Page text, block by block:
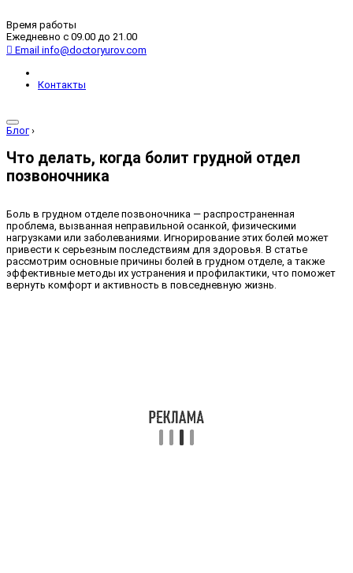
Время работы
Ежедневно с 09.00 до 21.00
Email info@doctoryurov.com
Контакты
Блог ›
Что делать, когда болит грудной отдел
позвоночника
Боль в грудном отделе позвоночника — распространенная
проблема, вызванная неправильной осанкой, физическими
нагрузками или заболеваниями. Игнорирование этих болей может
привести к серьезным последствиям для здоровья. В статье
рассмотрим основные причины болей в грудном отделе, а также
эффективные методы их устранения и профилактики, что поможет
вернуть комфорт и активность в повседневную жизнь.